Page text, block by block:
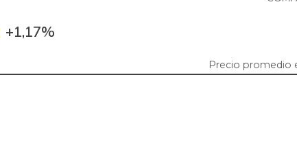
+1,17%
Precio promedio